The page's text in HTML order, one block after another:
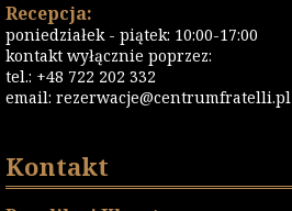
Recepcja:
poniedziałek - piątek: 10:00-17:00
kontakt wyłącznie poprzez:
tel.: +48 722 202 332
email: rezerwacje@centrumfratelli.pl
Kontakt